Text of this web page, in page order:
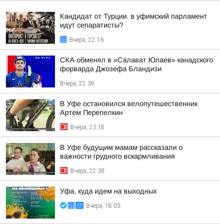
Кандидат от Турции. в уфимский парламент
идут сепаратисты?
Вчера, 22:16
СКА обменял в «Салават Юлаев» канадского
форварда Джозефа Бландизи
Вчера, 22:39
В Уфе остановился велопутешественник
Артем Перепелкин
Вчера, 23:18
В Уфе будущим мамам рассказали о
важности грудного вскармливания
Вчера, 22:39
Уфа, куда идем на выходных
Вчера, 18:03